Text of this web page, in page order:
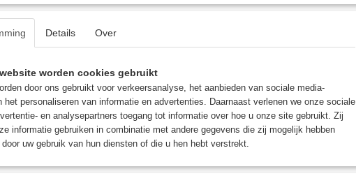
Contact & Openingstijden
MINIATURE GAMING ROLE PLAYING GAMES AGENDA
Details Over
worden cookies gebruikt
door ons gebruikt voor verkeersanalyse, het aanbieden van sociale media-
het personaliseren van informatie en advertenties. Daarnaast verlenen we onze sociale
en analysepartners toegang tot informatie over hoe u onze site gebruikt. Zij
informatie gebruiken in combinatie met andere gegevens die zij mogelijk hebben
uw gebruik van hun diensten of die u hen hebt verstrekt.